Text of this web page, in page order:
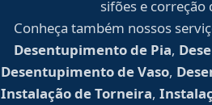
sifões e correção
Conheça também nossos
Desentupimento de Pia,
Desentupimento de Vaso,
Instalação de Torneira,